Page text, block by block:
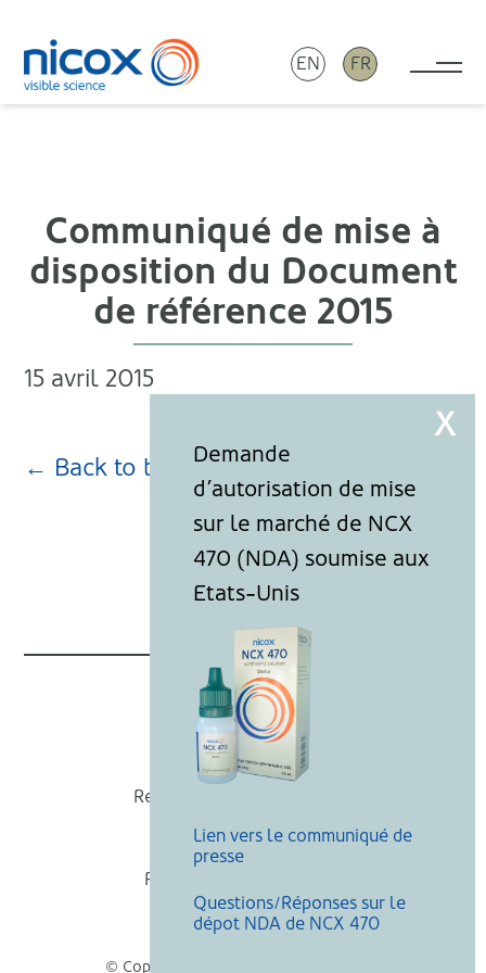
Nicox
EN FR
Communiqué de mise à
disposition du Document
de référence 2015
15 avril 2015
← Back to blog page
Nicox
Recevoir nos actualités
Mentions légales
Politique de cookies
Recherche
© Copyright Nicox, Tous droits réservés
Lien vers le communiqué de
presse
Questions/Réponses sur le
dépot NDA de NCX 470